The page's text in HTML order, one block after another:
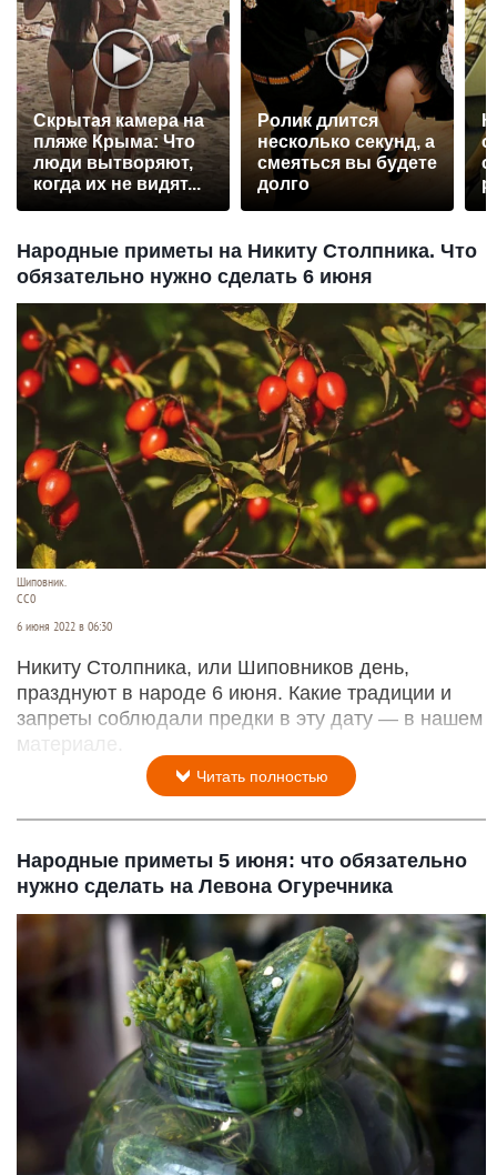
Скрытая камера на
пляже Крыма: Что
люди вытворяют,
когда их не видят...
Ролик длится
несколько секунд, а
смеяться вы будете
долго
Народные приметы на Никиту Столпника. Что
обязательно нужно сделать 6 июня
Шиповник.
СС0
6 июня 2022 в 06:30
Никиту Столпника, или Шиповников день,
празднуют в народе 6 июня. Какие традиции и
запреты соблюдали предки в эту дату — в нашем
материале.
Читать полностью
Народные приметы 5 июня: что обязательно
нужно сделать на Левона Огуречника